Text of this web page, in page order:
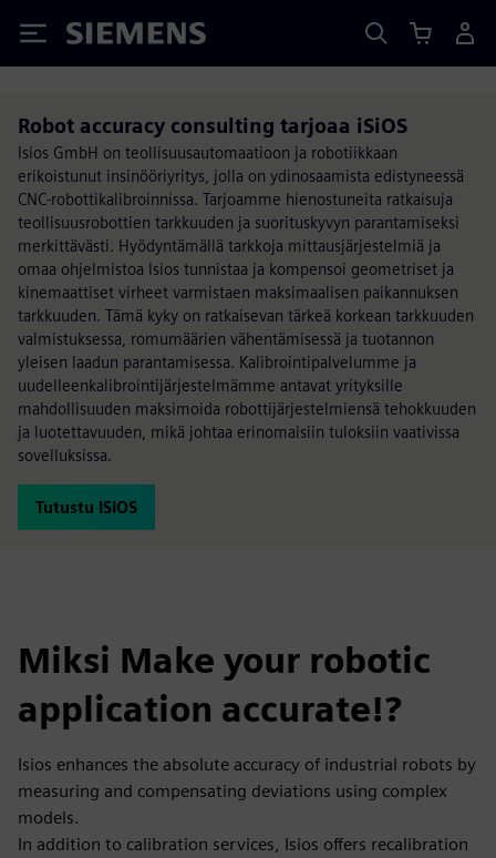
Siemens
Robot accuracy consulting tarjoaa iSiOS
Isios GmbH on teollisuusautomaatioon ja robotiikkaan
erikoistunut insinööriyritys, jolla on ydinosaamista edistyneessä
CNC-robottikalibroinnissa. Tarjoamme hienostuneita ratkaisuja
teollisuusrobottien tarkkuuden ja suorituskyvyn parantamiseksi
merkittävästi. Hyödyntämällä tarkkoja mittausjärjestelmiä ja
omaa ohjelmistoa Isios tunnistaa ja kompensoi geometriset ja
kinemaattiset virheet varmistaen maksimaalisen paikannuksen
tarkkuuden. Tämä kyky on ratkaisevan tärkeä korkean tarkkuuden
valmistuksessa, romumäärien vähentämisessä ja tuotannon
yleisen laadun parantamisessa. Kalibrointipalvelumme ja
uudelleenkalibrointijärjestelmämme antavat yrityksille
mahdollisuuden maksimoida robottijärjestelmiensä tehokkuuden
ja luotettavuuden, mikä johtaa erinomaisiin tuloksiin vaativissa
sovelluksissa.
Tutustu iSiOS
Miksi Make your robotic
application accurate!?
Isios enhances the absolute accuracy of industrial robots by
measuring and compensating deviations using complex
models.
In addition to calibration services, Isios offers recalibration